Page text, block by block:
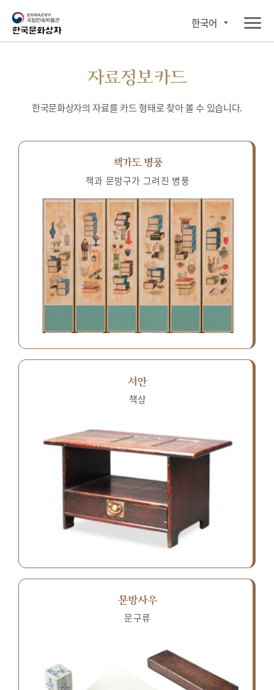
한국어
자료정보카드
한국문화상자의 자료를 카드 형태로 찾아 볼 수 있습니다.
책가도 병풍
책과 문방구가 그려진 병풍
서안
책상
문방사우
문구류